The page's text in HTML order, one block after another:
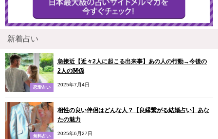
新着占い
恋愛占い
急接近【近々2人に起こる出来事】あの人の行動→今後の
2人の関係
2025年7月4日
無料占い
相性の良い伴侶はどんな人？【良縁繋がる結婚占い】あな
たの魅力
2025年6月27日